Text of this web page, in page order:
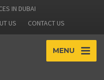
IN DUBAI
US CONTACT US
MENU